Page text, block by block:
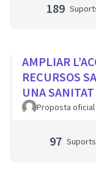
189
AMPLIAR
RECURSOS
UNA
EQUITATIVA
Proposta oficial
97 Suports